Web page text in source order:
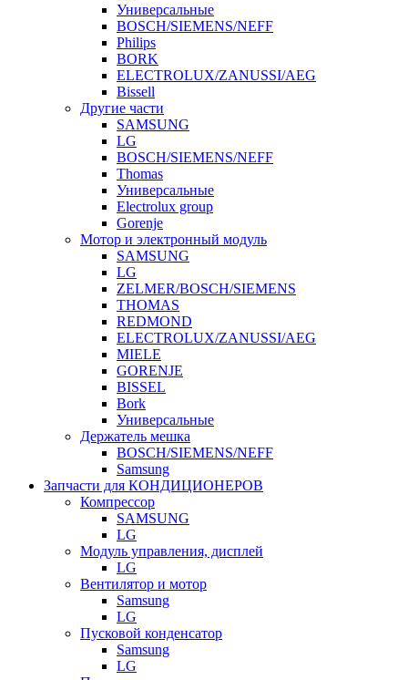
Универсальные
BOSCH/SIEMENS/NEFF
Philips
BORK
ELECTROLUX/ZANUSSI/AEG
Bissell
Другие части
SAMSUNG
LG
BOSCH/SIEMENS/NEFF
Thomas
Универсальные
Electrolux group
Gorenje
Мотор и электронный модуль
SAMSUNG
LG
ZELMER/BOSCH/SIEMENS
THOMAS
REDMOND
ELECTROLUX/ZANUSSI/AEG
MIELE
GORENJE
BISSEL
Bork
Универсальные
Держатель мешка
BOSCH/SIEMENS/NEFF
Samsung
Запчасти для КОНДИЦИОНЕРОВ
Компрессор
SAMSUNG
LG
Модуль управления, дисплей
LG
Вентилятор и мотор
Samsung
LG
Пусковой конденсатор
Samsung
LG